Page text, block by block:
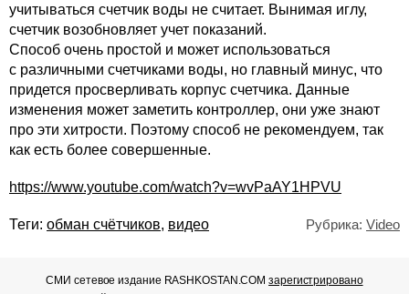
учитываться счетчик воды не считает. Вынимая иглу,
счетчик возобновляет учет показаний.
Способ очень простой и может использоваться
с различными счетчиками воды, но главный минус, что
придется просверливать корпус счетчика. Данные
изменения может заметить контроллер, они уже знают
про эти хитрости. Поэтому способ не рекомендуем, так
как есть более совершенные.
https://www.youtube.com/watch?v=wvPaAY1HPVU
Теги: обман счётчиков, видео Рубрика: Video
СМИ сетевое издание RASHKOSTAN.COMзарегистрировано